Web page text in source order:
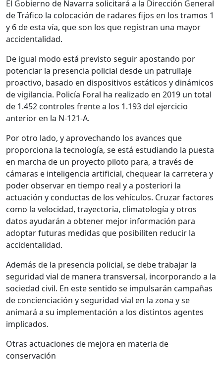
El Gobierno de Navarra solicitará a la Dirección General
de Tráfico la colocación de radares fijos en los tramos 1
y 6 de esta vía, que son los que registran una mayor
accidentalidad.
De igual modo está previsto seguir apostando por
potenciar la presencia policial desde un patrullaje
proactivo, basado en dispositivos estáticos y dinámicos
de vigilancia. Policía Foral ha realizado en 2019 un total
de 1.452 controles frente a los 1.193 del ejercicio
anterior en la N-121-A.
Por otro lado, y aprovechando los avances que
proporciona la tecnología, se está estudiando la puesta
en marcha de un proyecto piloto para, a través de
cámaras e inteligencia artificial, chequear la carretera y
poder observar en tiempo real y a posteriori la
actuación y conductas de los vehículos. Cruzar factores
como la velocidad, trayectoria, climatología y otros
datos ayudarán a obtener mejor información para
adoptar futuras medidas que posibiliten reducir la
accidentalidad.
Además de la presencia policial, se debe trabajar la
seguridad vial de manera transversal, incorporando a la
sociedad civil. En este sentido se impulsarán campañas
de concienciación y seguridad vial en la zona y se
animará a su implementación a los distintos agentes
implicados.
Otras actuaciones de mejora en materia de
conservación